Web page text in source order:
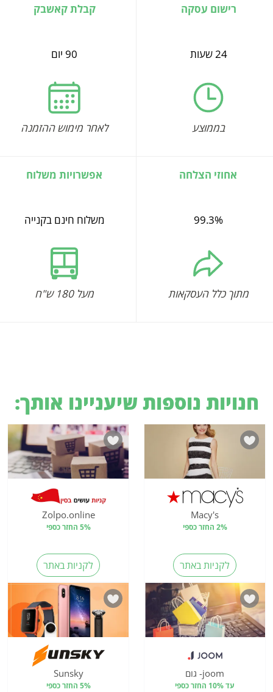
רישום עסקה
24 שעות
בממוצע
קבלת קאשבק
90 יום
לאחר מימוש ההזמנה
אחוזי הצלחה
99.3%
מתוך כלל העסקאות
אפשרויות משלוח
משלוח חינם בקנייה
מעל 180 ש"ח
חנויות נוספות שיעניינו אותך:
Macy's
2% החזר כספי
לקניות באתר
Zolpo.online
5% החזר כספי
לקניות באתר
joom- גום
עד 10% החזר כספי
Sunsky
5% החזר כספי